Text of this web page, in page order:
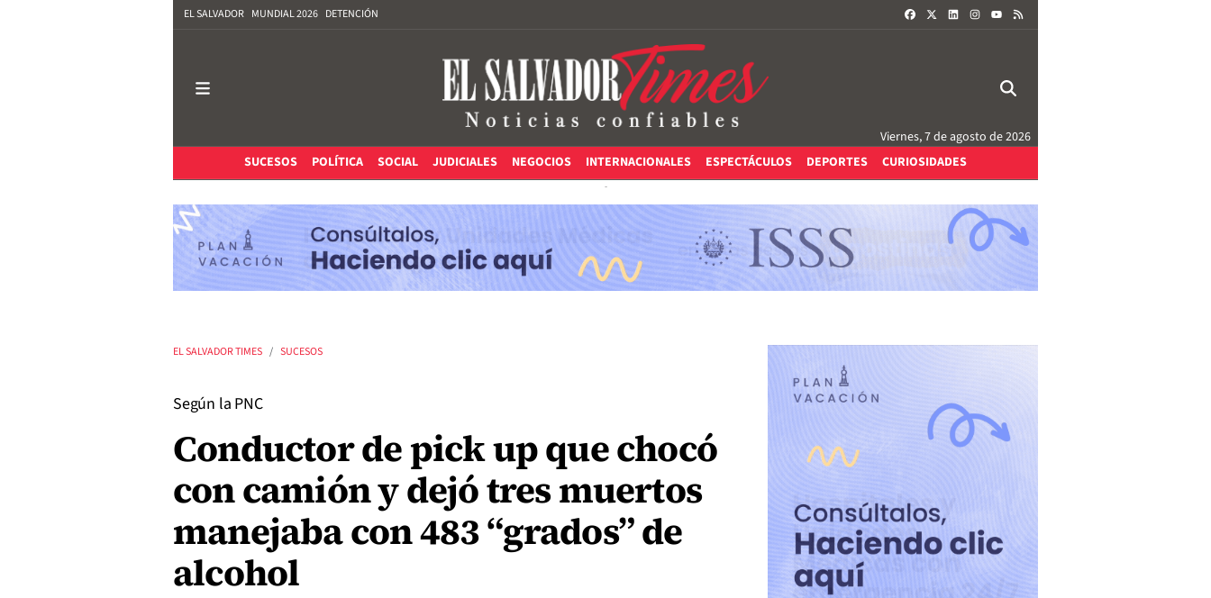
EL SALVADOR MUNDIAL 2026 DETENCIÓN FACEBOOKLINKEDININSTAGRAM
Viernes, 7 de agosto de 2026
SUCESOS
POLÍTICA SOCIAL JUDICIALES NEGOCIOS INTERNACIONALES ESPECTÁCULOS DEPORTES CURIOSIDADES
EL SALVADOR TIMES SUCESOS
Según la PNC
Conductor de pick up que chocó
con camión y dejó tres muertos
manejaba con 483 “grados” de
alcohol